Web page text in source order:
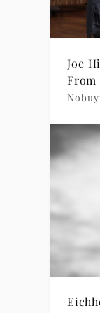
Joe
From